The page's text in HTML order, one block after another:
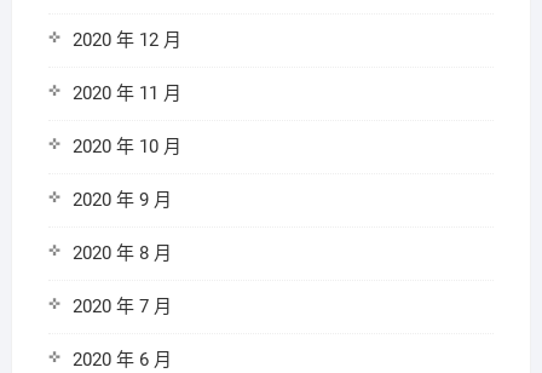
2020 年 12 月
2020 年 11 月
2020 年 10 月
2020 年 9 月
2020 年 8 月
2020 年 7 月
2020 年 6 月